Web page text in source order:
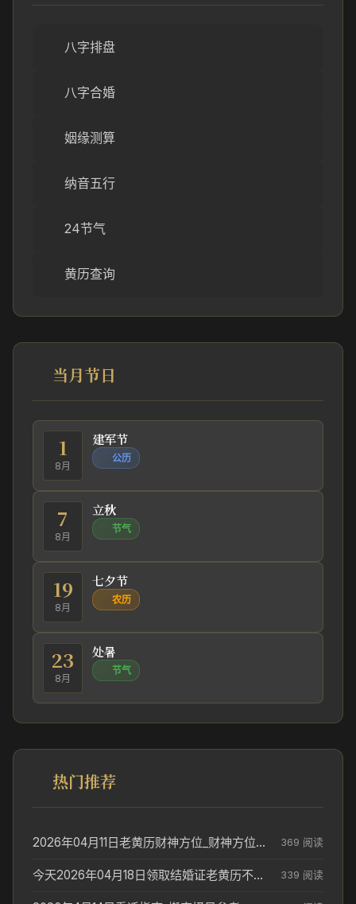
八字排盘
八字合婚
姻缘测算
纳音五行
24节气
黄历查询
当月节日
1
8月
建军节
公历
7
8月
立秋
节气
19
8月
七夕节
农历
23
8月
处暑
节气
热门推荐
2026年04月11日老黄历财神方位_财神方位与供奉讲究 369 阅读
今天2026年04月18日领取结婚证老黄历不适合吗_领证日期参考 339 阅读